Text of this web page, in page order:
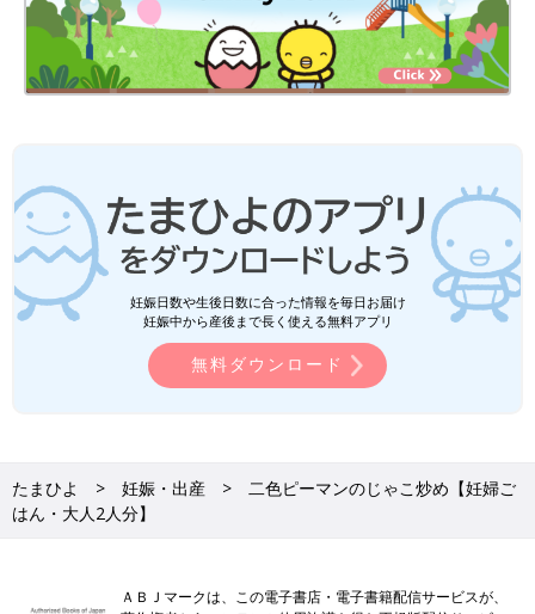
妊娠日数や生後日数に合った情報を毎日お届け
妊娠中から産後まで長く使える無料アプリ
無料ダウンロード
たまひよ 妊娠・出産
二色ピーマンのじゃこ炒め【妊婦ご
はん・大人2人分】
ＡＢＪマークは、この電子書店・電子書籍配信サービスが、